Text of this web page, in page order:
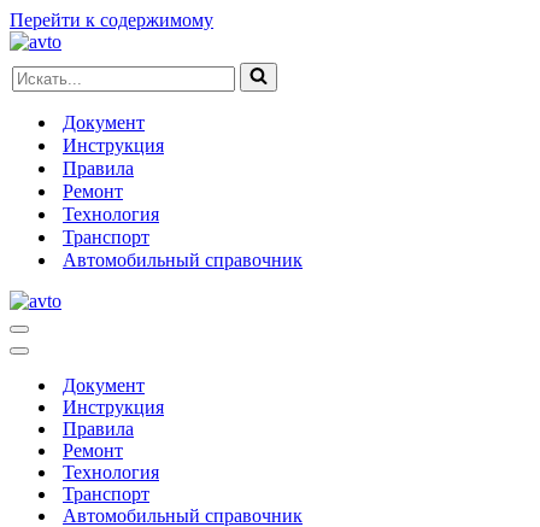
Перейти к содержимому
Искать...
Документ
Инструкция
Правила
Ремонт
Технология
Транспорт
Автомобильный справочник
Меню
навигации
Меню
навигацииДокумент
Инструкция
Правила
Ремонт
Технология
Транспорт
Автомобильный справочник